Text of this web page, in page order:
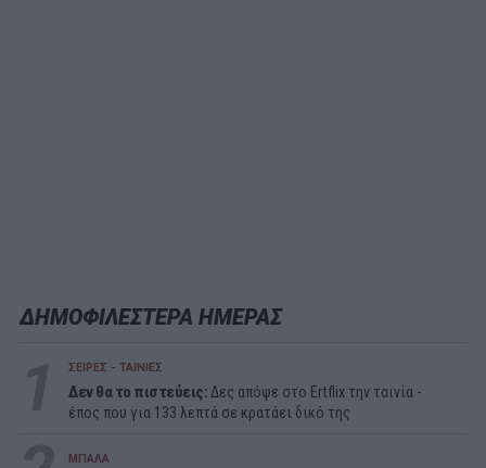
ΔΗΜΟΦΙΛΕΣΤΕΡΑ ΗΜΕΡΑΣ
ΣΕΙΡΕΣ - ΤΑΙΝΙΕΣ
Δεν θα το πιστεύεις:Δες απόψε στο Ertflix την ταινία -
έπος που για 133 λεπτά σε κρατάει δικό της
ΜΠΑΛΑ